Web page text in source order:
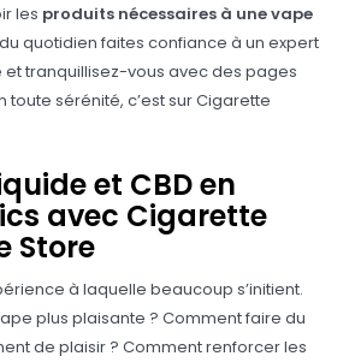
les produits nécessaires à une vape
quotidien faites confiance à un expert
tranquillisez-vous avec des pages
toute sérénité, c’est sur Cigarette
et CBD en
avec Cigarette
Store
à laquelle beaucoup s’initient.
plus plaisante ? Comment faire du
de plaisir ? Comment renforcer les